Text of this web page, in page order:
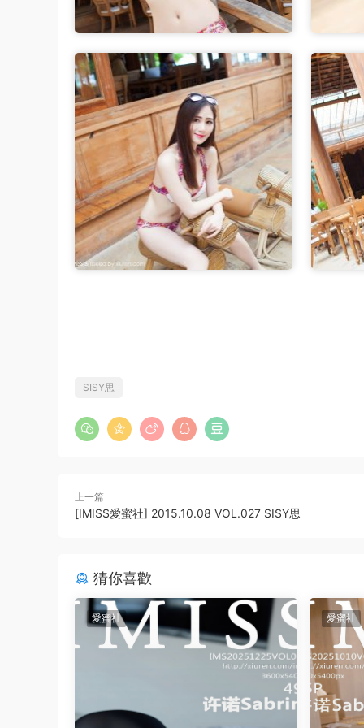
SISY思
上一篇
[IMISS愛蜜社] 2015.10.08 VOL.027 SISY思
猜你喜歡
愛蜜社 愛蜜社